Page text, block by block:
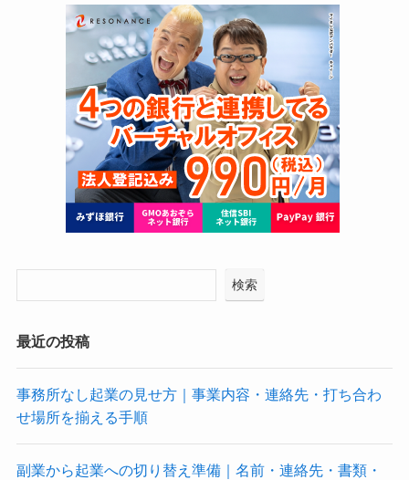
検索
最近の投稿
事務所なし起業の見せ方｜事業内容・連絡先・打ち合わ
せ場所を揃える手順
副業から起業への切り替え準備｜名前・連絡先・書類・